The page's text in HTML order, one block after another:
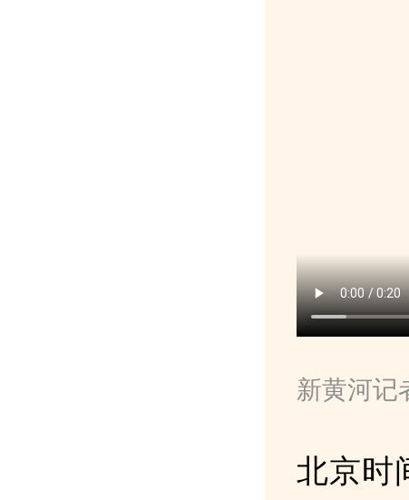
新黄河记
北京时